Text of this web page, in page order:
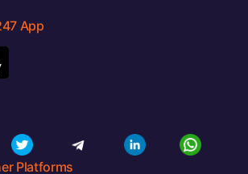
App
Platforms